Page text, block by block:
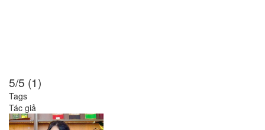
5/5 (1)
Tags
Tác giả